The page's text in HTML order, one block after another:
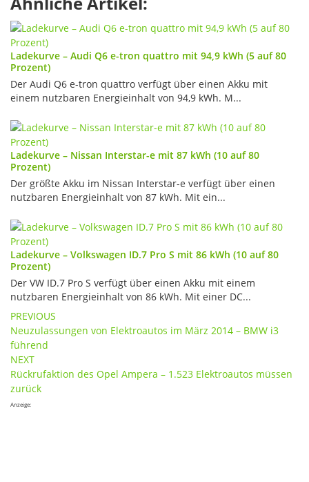
Ladekurve – Audi Q6 e-tron quattro mit 94,9 kWh (5 auf 80
Prozent)
Der Audi Q6 e-tron quattro verfügt über einen Akku mit
einem nutzbaren Energieinhalt von 94,9 kWh. M...
Ladekurve – Nissan Interstar-e mit 87 kWh (10 auf 80
Prozent)
Der größte Akku im Nissan Interstar-e verfügt über einen
nutzbaren Energieinhalt von 87 kWh. Mit ein...
Ladekurve – Volkswagen ID.7 Pro S mit 86 kWh (10 auf 80
Prozent)
Der VW ID.7 Pro S verfügt über einen Akku mit einem
nutzbaren Energieinhalt von 86 kWh. Mit einer DC...
Post
navigation
PREVIOUS
Neuzulassungen von Elektroautos im März 2014 – BMW i3
führend
NEXT
Rückrufaktion des Opel Ampera – 1.523 Elektroautos müssen
zurück
Anzeige: